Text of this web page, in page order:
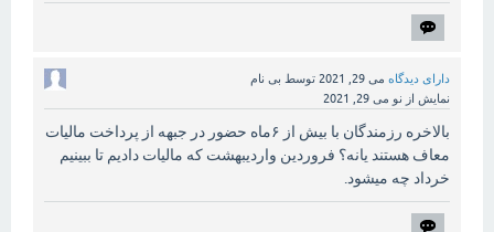
دارای دیدگاه می 29, 2021 توسط بی نام
نمایش از نو می 29, 2021
بالاخره رزمندگان با بیش از ۶ماه حضور در جبهه از پرداخت مالیات
معاف هستند یانه؟ فروردین واردیبهشت که مالیات دادیم تا ببینیم
خرداد چه میشود.